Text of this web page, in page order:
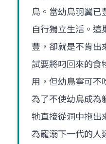
鳥。當幼鳥羽翼已
自行獨立生活。這
豐，卻就是不肯出
試要將叼回來的食
用，但幼鳥寧可不
為了不使幼鳥成為
牠直接從洞中拖出
為寵溺下一代的人